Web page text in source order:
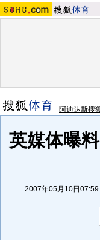
阿迪达斯搜
英媒体曝
2007年05月10日07:59